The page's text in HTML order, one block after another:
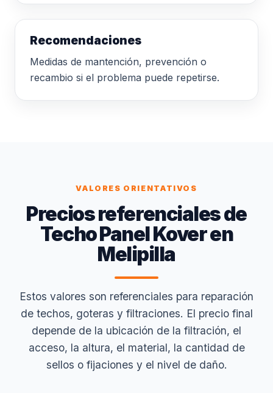
Recomendaciones
Medidas de mantención, prevención o
recambio si el problema puede repetirse.
VALORES ORIENTATIVOS
Precios referenciales de
Techo Panel Kover en
Melipilla
Estos valores son referenciales para reparación
de techos, goteras y filtraciones. El precio final
depende de la ubicación de la filtración, el
acceso, la altura, el material, la cantidad de
sellos o fijaciones y el nivel de daño.